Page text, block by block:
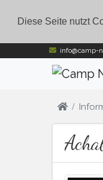
Diese Seite nutzt
info@camp-